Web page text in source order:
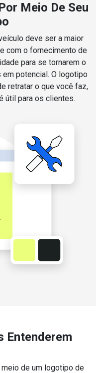
Meio De Seu
deve ser a maior
com o fornecimento de
para se tornarem o
potencial. O logotipo
retratar o que você faz,
útil para os clientes.
Entenderem
de um logotipo de